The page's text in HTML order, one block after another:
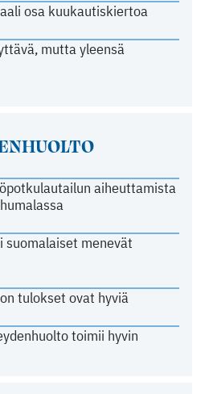
osa kuukautiskiertoa
mutta yleensä
aiheuttamista
suomalaiset menevät
tulokset ovat hyviä
toimii hyvin